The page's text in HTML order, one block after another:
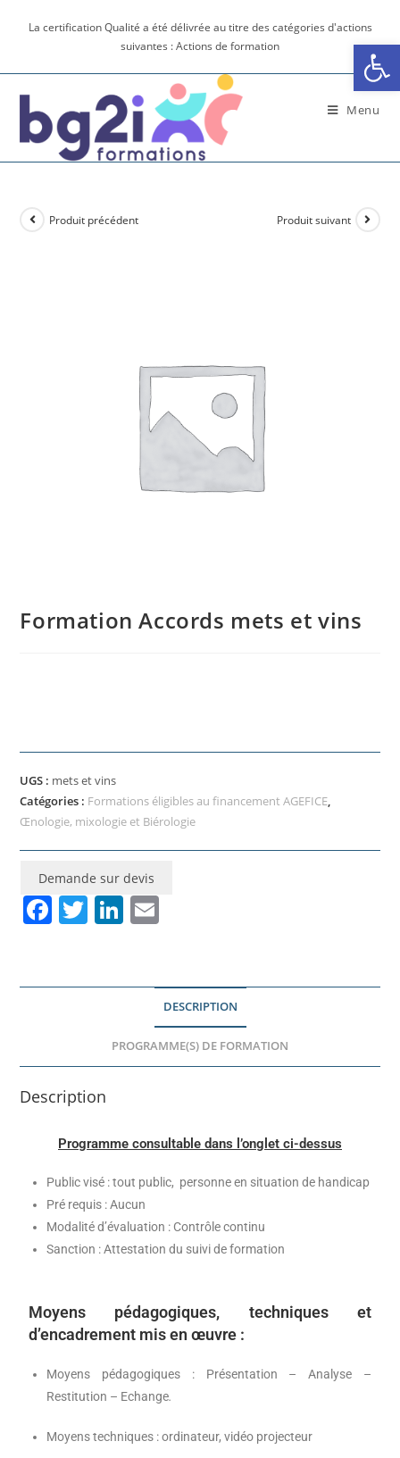
La certification Qualité a été délivrée au titre des catégories d'actions
suivantes : Actions de formation
Menu
Produit précédent Produit suivant
Formation Accords mets et vins
UGS : mets et vins
Catégories : Formations éligibles au financement AGEFICE,
Œnologie, mixologie et Biérologie
Demande sur devis
F
e
o
k
T
er
Li
e
n
lDESCRIPTION
PROGRAMME(S) DE FORMATION
Description
Programme consultable dans l’onglet ci-dessus
Public visé : tout public, personne en situation de handicap
Pré requis : Aucun
Modalité d’évaluation : Contrôle continu
Sanction : Attestation du suivi de formation
Moyens pédagogiques, techniques et
d’encadrement mis en œuvre :
Moyens pédagogiques : Présentation – Analyse –
Restitution – Echange.
Moyens techniques : ordinateur, vidéo projecteur